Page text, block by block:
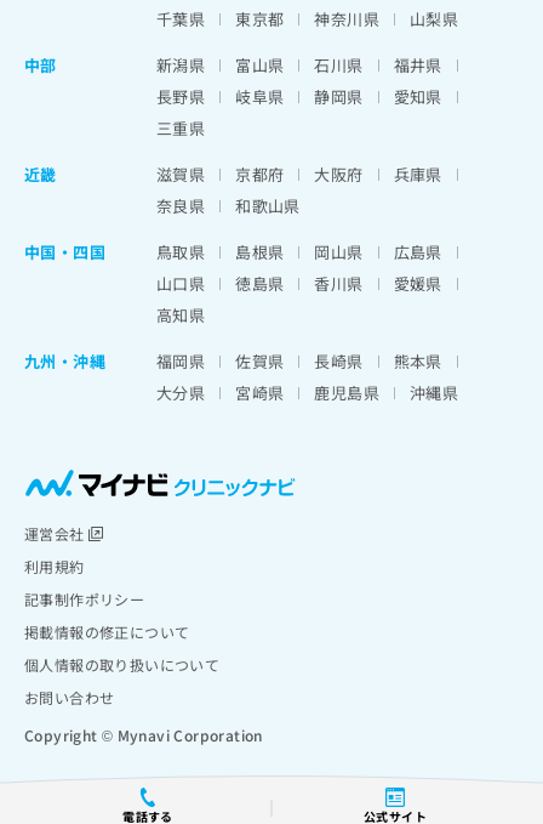
電話する 公式サイト
千葉県
東京都 神奈川県
山梨県
中部
新潟県 富山県 石川県
福井県
長野県
岐阜県 静岡県
愛知県
三重県
近畿
滋賀県 京都府 大阪府
兵庫県
奈良県
和歌山県
中国・四国
鳥取県 島根県 岡山県
広島県
山口県
徳島県 香川県
愛媛県
高知県
九州・沖縄
福岡県 佐賀県 長崎県
熊本県
大分県
宮崎県 鹿児島県 沖縄県
運営会社
利用規約
記事制作ポリシー
掲載情報の修正について
個人情報の取り扱いについて
お問い合わせ
Copyright © Mynavi Corporation